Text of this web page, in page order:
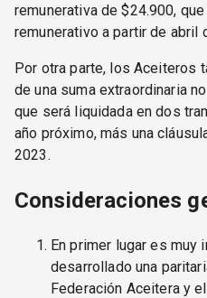
remunerativa de $24.900,
remunerativo a partir de abril
Por otra parte, los Aceiteros
de una suma extraordinaria
que será liquidada en dos
año próximo, más una
2023.
Consideraciones
En primer lugar es muy
desarrollado una
Federación Aceitera y